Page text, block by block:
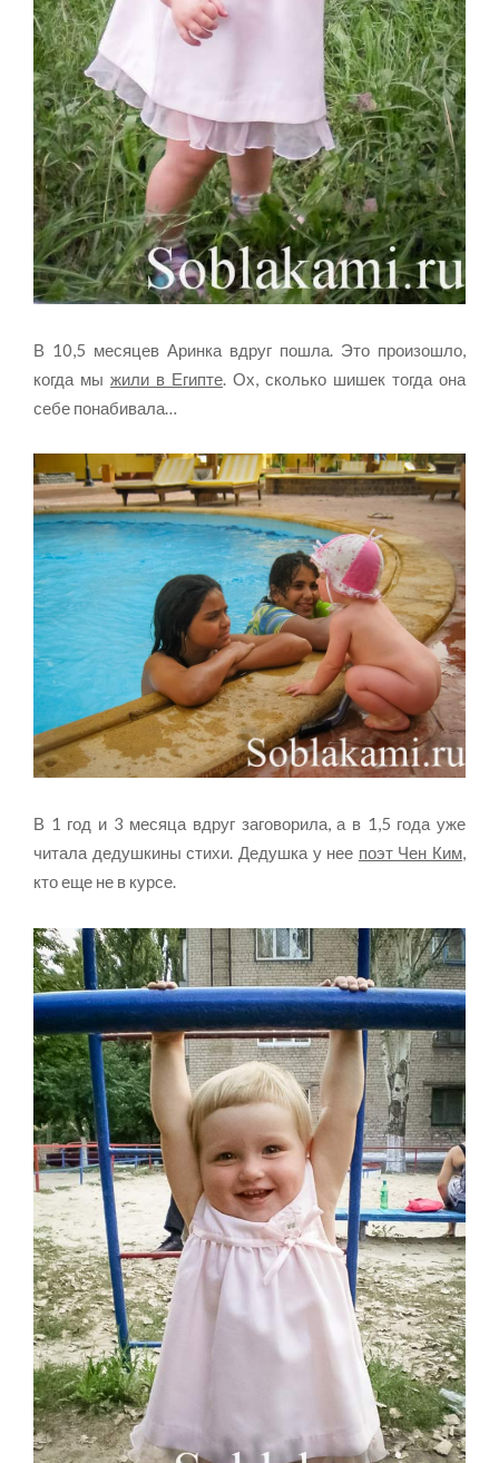
В 10,5 месяцев Аринка вдруг пошла. Это произошло,
когда мы жили в Египте. Ох, сколько шишек тогда она
себе понабивала…
В 1 год и 3 месяца вдруг заговорила, а в 1,5 года уже
читала дедушкины стихи. Дедушка у нее поэт Чен Ким,
кто еще не в курсе.